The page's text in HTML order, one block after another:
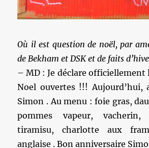
Où il est question de noël, par
de Bekham et DSK et de faits
– MD : Je déclare officiellement
Noel ouvertes !!! Aujourd’hui,
Simon . Au menu : foie gras,
pommes vapeur, vacherin,
tiramisu, charlotte aux
anglaise . Bon anniversaire